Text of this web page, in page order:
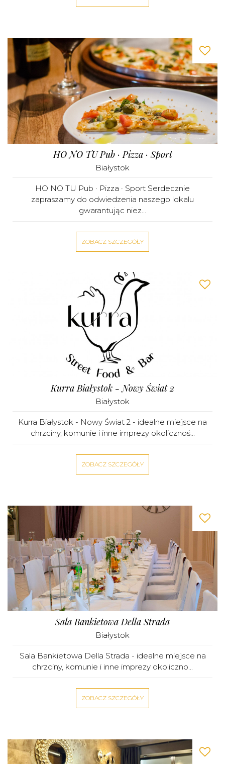
HO NO TU Pub · Pizza · Sport
Białystok
HO NO TU Pub · Pizza · Sport Serdecznie
zapraszamy do odwiedzenia naszego lokalu
gwarantując niez...
ZOBACZ SZCZEGÓŁY
Kurra Białystok - Nowy Świat 2
Białystok
Kurra Białystok - Nowy Świat 2 - idealne miejsce na
chrzciny, komunie i inne imprezy okolicznoś...
ZOBACZ SZCZEGÓŁY
Sala Bankietowa Della Strada
Białystok
Sala Bankietowa Della Strada - idealne miejsce na
chrzciny, komunie i inne imprezy okoliczno...
ZOBACZ SZCZEGÓŁY